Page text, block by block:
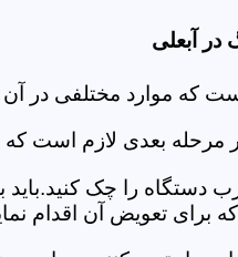
آبعلی
که موارد مختلفی
مرحله بعدی لازم
را چک کنید.باید
تعویض آن اقدام